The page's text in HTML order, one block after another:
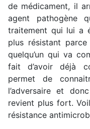
de médicament, il
agent pathogène
traitement qui lui a
plus résistant parce
quelqu’un qui va
fait d’avoir déjà
permet de
l’adversaire et
revient plus fort.
résistance